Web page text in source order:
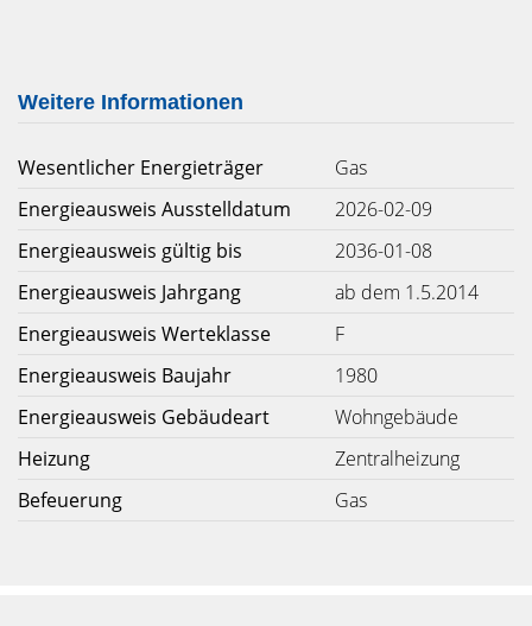
Weitere Informationen
Wesentlicher Energieträger
Gas
Energieausweis Ausstelldatum
2026-02-09
Energieausweis gültig bis
2036-01-08
Energieausweis Jahrgang
ab dem 1.5.2014
Energieausweis Werteklasse
F
Energieausweis Baujahr
1980
Energieausweis Gebäudeart
Wohngebäude
Heizung
Zentralheizung
Befeuerung
Gas